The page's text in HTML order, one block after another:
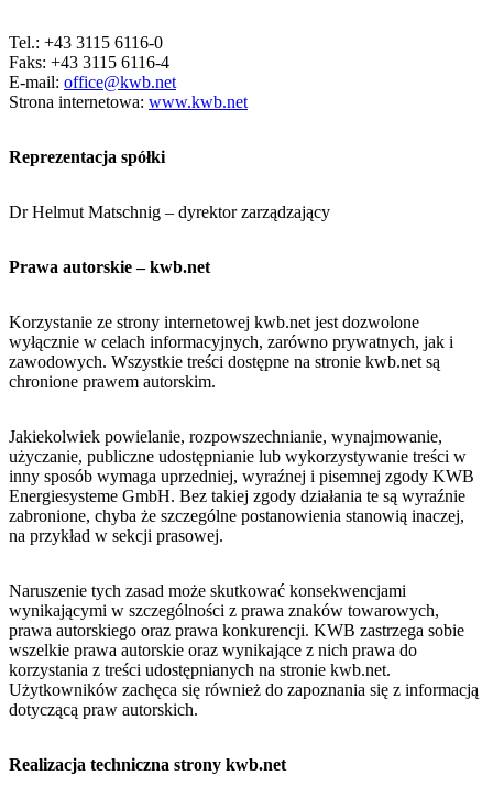
Tel.: +43 3115 6116-0
Faks: +43 3115 6116-4
E-mail: office@kwb.net
Strona internetowa: www.kwb.net
Reprezentacja spółki
Dr Helmut Matschnig – dyrektor zarządzający
Prawa autorskie – kwb.net
Korzystanie ze strony internetowej kwb.net jest dozwolone
wyłącznie w celach informacyjnych, zarówno prywatnych, jak i
zawodowych. Wszystkie treści dostępne na stronie kwb.net są
chronione prawem autorskim.
Jakiekolwiek powielanie, rozpowszechnianie, wynajmowanie,
użyczanie, publiczne udostępnianie lub wykorzystywanie treści w
inny sposób wymaga uprzedniej, wyraźnej i pisemnej zgody KWB
Energiesysteme GmbH. Bez takiej zgody działania te są wyraźnie
zabronione, chyba że szczególne postanowienia stanowią inaczej,
na przykład w sekcji prasowej.
Naruszenie tych zasad może skutkować konsekwencjami
wynikającymi w szczególności z prawa znaków towarowych,
prawa autorskiego oraz prawa konkurencji. KWB zastrzega sobie
wszelkie prawa autorskie oraz wynikające z nich prawa do
korzystania z treści udostępnianych na stronie kwb.net.
Użytkowników zachęca się również do zapoznania się z informacją
dotyczącą praw autorskich.
Realizacja techniczna strony kwb.net